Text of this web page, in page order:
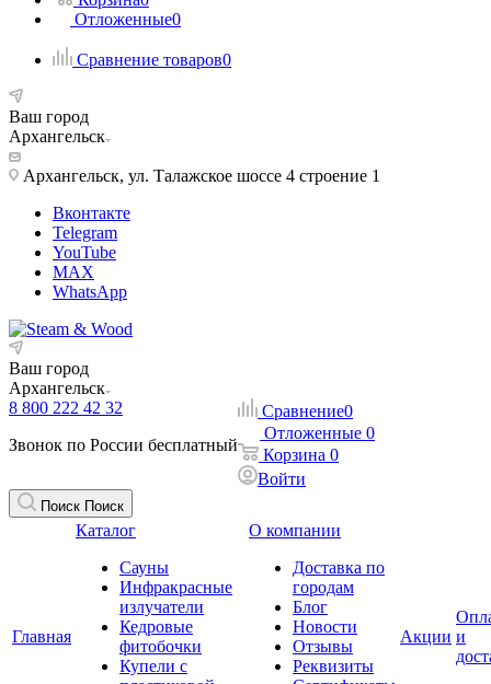
Отложенные0
Сравнение товаров0
Ваш город
Архангельск
Архангельск, ул. Талажское шоссе 4 строение 1
Вконтакте
Telegram
YouTube
MAX
WhatsApp
Ваш город
Архангельск
8 800 222 42 32
Звонок по России бесплатный
Сравнение0
Отложенные 0
Корзина 0
Войти
Поиск Поиск
Главная
Каталог
Сауны
Инфракрасные
излучатели
Кедровые
фитобочки
Купели с
О компании
Доставка по
городам
Блог
Новости
Отзывы
Реквизиты
Акции и